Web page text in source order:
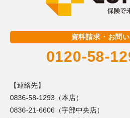
資料請求・お問
0120-58-
【連絡先】
0836-58-1293（本店）
0836-21-6606（宇部中央店）